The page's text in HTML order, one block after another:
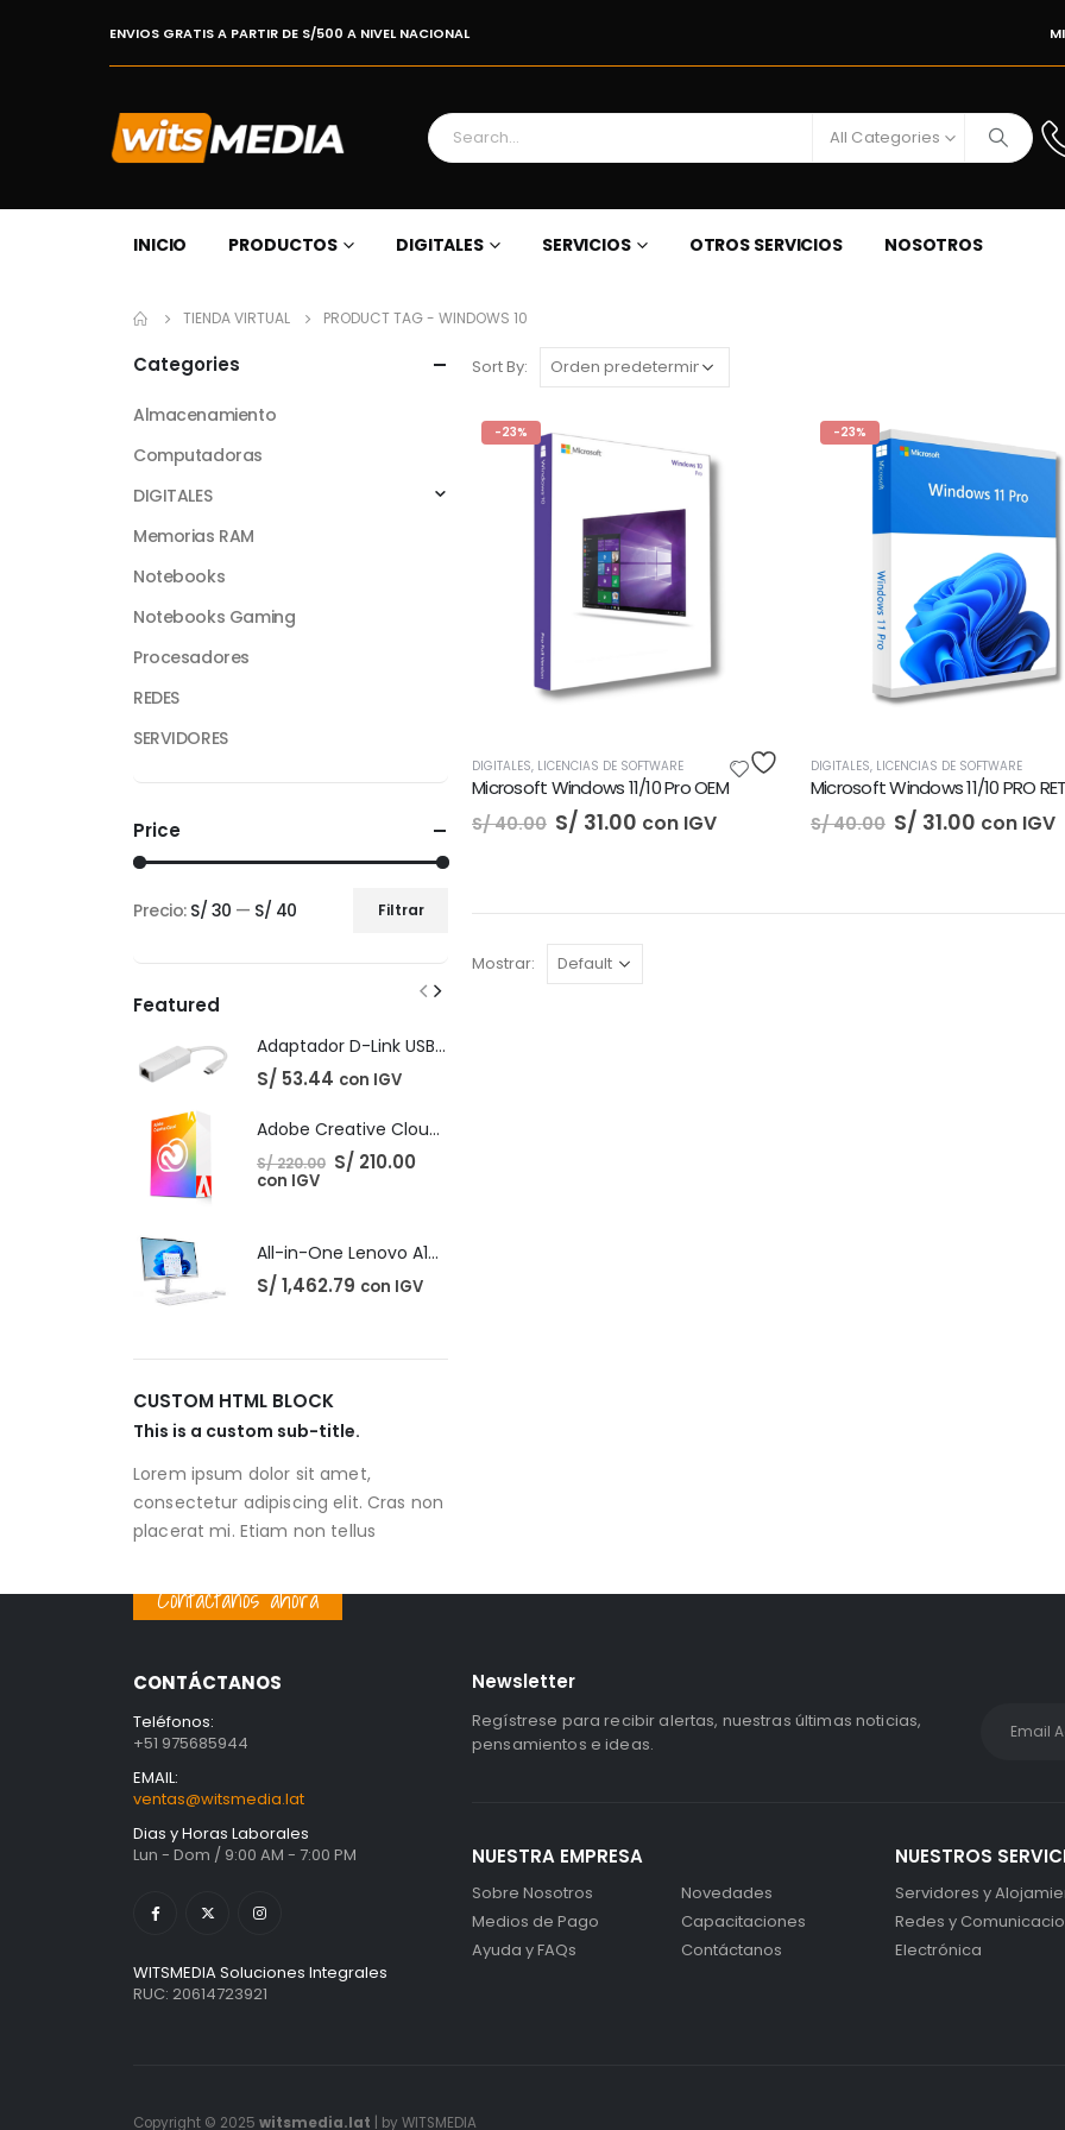
ENVIOS GRATIS A PARTIR DE S/500 A NIVEL NACIONAL
All Categories
INICIO PRODUCTOS DIGITALES SERVICIOS OTROS SERVICIOS NOSOTROS
TIENDA VIRTUAL PRODUCT TAG - WINDOWS 10
Sort By:
-23%
DIGITALES, LICENCIAS DE SOFTWARE
Microsoft Windows 11/10 Pro OEM
S/40.00 El
precio
S/ 40.00.
S/ 31.00 El
S/ 31.00.
con IGV
-23%
DIGITALES, LICENCIAS DE SOFTWARE
Microsoft Windows 11/10 PRO
S/40.00 El
precio
S/ 40.00.
S/ 31.00 El
S/ 31.00.
con IGV
Mostrar:
Categories
Almacenamiento
Computadoras
DIGITALES
Memorias RAM
Notebooks
Notebooks Gaming
Procesadores
REDES
SERVIDORES
Price
mínimo
máximo
Filtrar
Precio: S/ 30 — S/ 40
Featured
Adaptador D-Link USB-C Gigabit Ethernet LAN
S/ 53.44 con IGV
Adobe Creative Cloud - 1 Año
S/220.00 El
precio
S/ 210.00El
con IGV
All-in-One Lenovo A100
S/1,462.79 con IGV
CUSTOM HTML BLOCK
This is a custom sub-title.
Lorem ipsum dolor sit amet,
consectetur adipiscing elit. Cras non
placerat mi. Etiam non tellus
Contáctanos ahora
CONTÁCTANOS
Teléfonos:
+51 975685944
EMAIL:
ventas@witsmedia.lat
Dias y Horas Laborales
Lun - Dom / 9:00 AM - 7:00 PM
WITSMEDIA Soluciones Integrales
RUC: 20614723921
Newsletter
Regístrese para recibir alertas, nuestras últimas noticias,
pensamientos e ideas.
NUESTRA EMPRESA
Sobre Nosotros
Medios de Pago
Ayuda y FAQs
Novedades
Capacitaciones
Contáctanos
NUESTROS
Servidores y
Redes y
Electrónica
Copyright © 2025 witsmedia.lat | by WITSMEDIA